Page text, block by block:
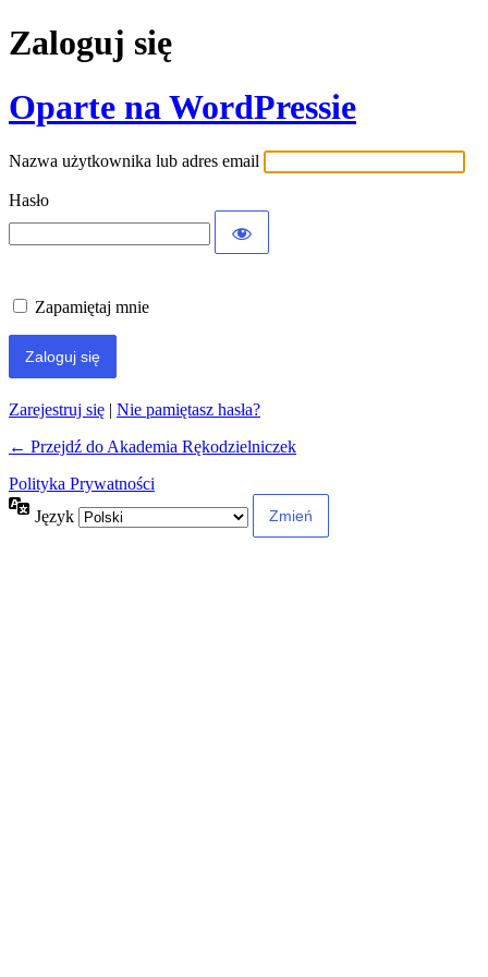
Zaloguj się
Oparte na WordPressie
Nazwa użytkownika lub adres email
Hasło
Zapamiętaj mnie
Zarejestruj się | Nie pamiętasz hasła?
← Przejdź do Akademia Rękodzielniczek
Polityka Prywatności
Język